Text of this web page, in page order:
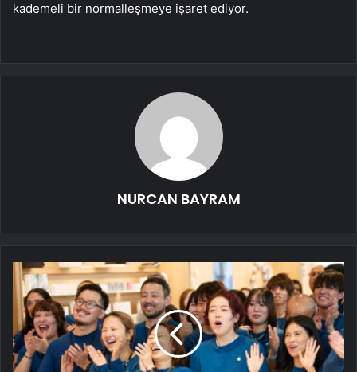
kademeli bir normalleşmeye işaret ediyor.
NURCAN BAYRAM